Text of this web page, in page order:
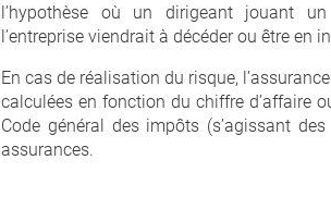
l’hypothèse où un dirigeant jouant
l’entreprise viendrait à décéder ou être en
En cas de réalisation du risque,
calculées en fonction du chiffre d’affaire
Code général des impôts (s’agissant
assurances.